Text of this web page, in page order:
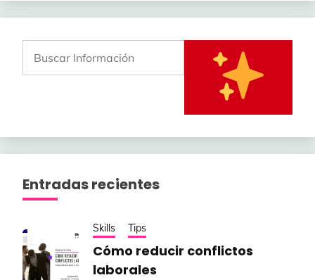
Entradas recientes
Skills Tips
Cómo reducir conflictos
laborales